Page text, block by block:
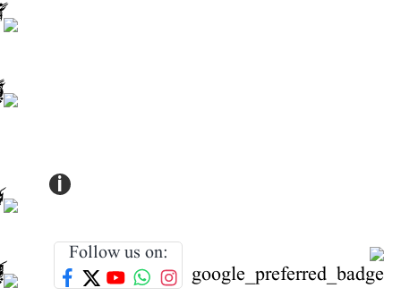
i
Follow us on: